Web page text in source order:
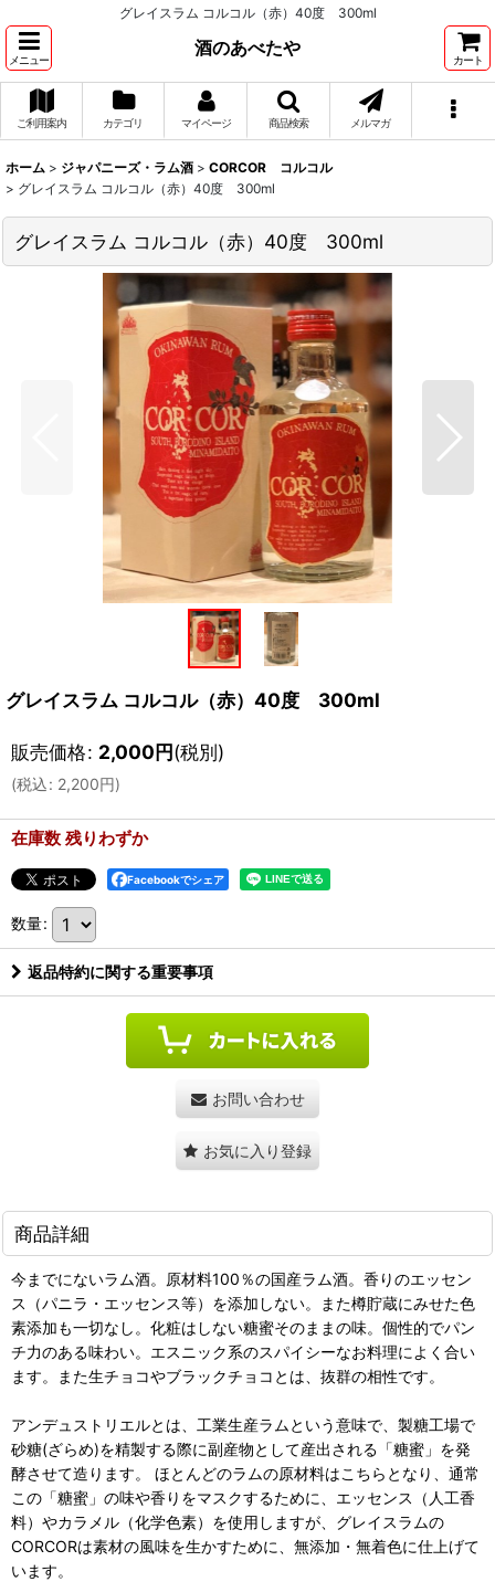
グレイスラム コルコル（赤）40度 300ml
メニュー
酒のあべたや
カート
ご利用案内 カテゴリ マイページ 商品検索 メルマガ
ホーム > ジャパニーズ・ラム酒 > CORCOR コルコル
> グレイスラム コルコル（赤）40度 300ml
グレイスラム コルコル（赤）40度 300ml
グレイスラム コルコル（赤）40度 300ml
販売価格: 2,000円(税別)
(税込: 2,200円)
在庫数 残りわずか
Facebookでシェア
数量:
返品特約に関する重要事項
お問い合わせ
お気に入り登録
商品詳細
今までにないラム酒。原材料100％の国産ラム酒。香りのエッセン
ス（パニラ・エッセンス等）を添加しない。また樽貯蔵にみせた色
素添加も一切なし。化粧はしない糖蜜そのままの味。個性的でパン
チ力のある味わい。エスニック系のスパイシーなお料理によく合い
ます。また生チョコやブラックチョコとは、抜群の相性です。
アンデュストリエルとは、工業生産ラムという意味で、製糖工場で
砂糖(ざらめ)を精製する際に副産物として産出される「糖蜜」を発
酵させて造ります。 ほとんどのラムの原材料はこちらとなり、通常
この「糖蜜」の味や香りをマスクするために、エッセンス（人工香
料）やカラメル（化学色素）を使用しますが、グレイスラムの
CORCORは素材の風味を生かすために、無添加・無着色に仕上げて
います。